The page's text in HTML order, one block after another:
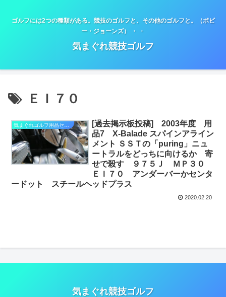
ゴルフには2つの種類がある。競技のゴルフと、その他のゴルフと。（ボビ
ー・ジョーンズ） ・ ・
気まぐれ競技ゴルフ
ＥＩ７０
[過去掲示板投稿] 2003年度 用
品7 X-Balade スパインアライン
メント ＳＳＴの「puring」ニュ
ートラルをどっちに向けるか 寄
せで殺す ９７５Ｊ ＭＰ３０
ＥＩ７０ アンダーバーかセンタ
ードット スチールヘッドプラス
2020.02.20
気まぐれ競技ゴルフ